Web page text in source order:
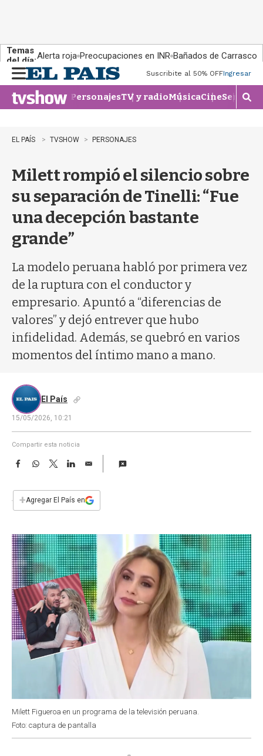
Temas
del día:Alerta roja Preocupaciones en INR Bañados de Carrasco
n
u
Suscribite al 50% OFFIngresar
PersonajesTV y radioMúsicaCineSeries
M
o
r
b
a
EL PAÍS TVSHOW PERSONAJES
Milett rompió el silencio sobre
su separación de Tinelli: “Fue
una decepción bastante
grande”
La modelo peruana habló por primera vez
de la ruptura con el conductor y
empresario. Apuntó a “diferencias de
valores” y dejó entrever que hubo
infidelidad. Además, se quebró en varios
momentos del íntimo mano a mano.
El País
15/05/2026, 10:21
Compartir esta noticia
F
e
b
k
W
s
p
T
w
t
L
n
E
i
l
+Agregar El País en
Milett Figueroa en un programa de la televisión peruana.
Foto: captura de pantalla